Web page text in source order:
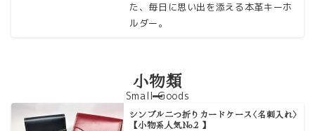
た、毎日に思い出を添える本革キーホ
ルダー。
小物類
Small Goods
シンプル二つ折りカードケース〈名刺入れ〉
【小物系人気No.2 】